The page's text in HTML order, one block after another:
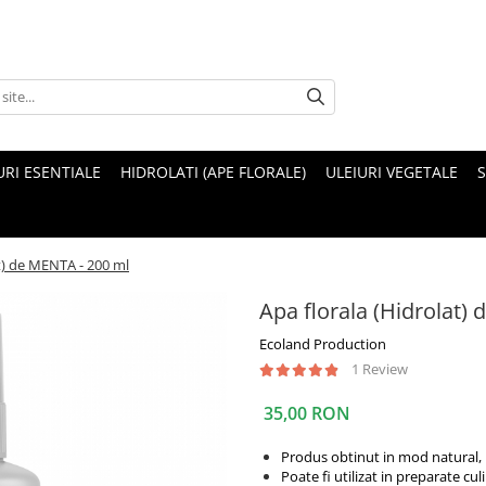
ESENTIALE HIDROLATI (APE FLORALE) ULEIURI VEGETALE
MENTA - 200 ml
Apa florala (Hidrolat)
Ecoland Production
1 Review
35,00 RON
Produs obtinut in mod
Poate fi utilizat in preparate